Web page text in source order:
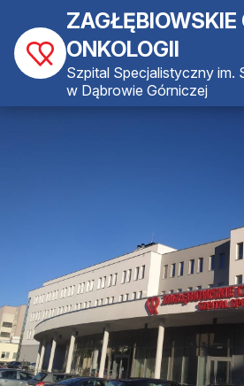
ZAGŁĘBIOWSKIE
ONKOLOGII
Szpital Specjalistyczny im.
w Dąbrowie Górniczej